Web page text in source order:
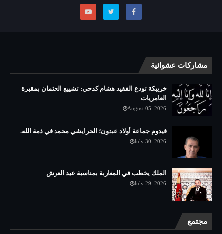
مشاركات عشوائية
خريبكة تودع الفقيد هشام كدحي: تشييع الجثمان بمقبرة
العامريات
August 05, 2026
قيدوم جماعة أولاد عبدون؛ الحرايشي محمد في ذمة الله.
July 30, 2026
الملك يخطب في المغاربة بمناسبة عيد العرش
July 29, 2026
مجتمع